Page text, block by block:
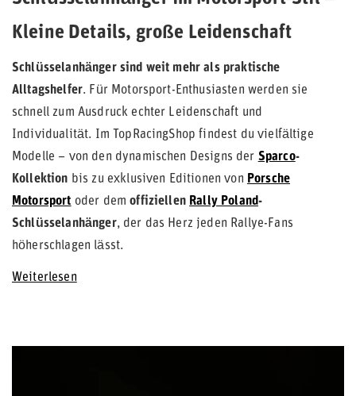
Kleine Details, große Leidenschaft
Schlüsselanhänger sind weit mehr als praktische
Alltagshelfer. Für Motorsport-Enthusiasten werden sie
schnell zum Ausdruck echter Leidenschaft und
Individualität. Im TopRacingShop findest du vielfältige
Modelle – von den dynamischen Designs der Sparco-
Kollektion bis zu exklusiven Editionen von Porsche
Motorsport oder demoffiziellen Rally Poland-
Schlüsselanhänger, der das Herz jeden Rallye-Fans
höherschlagen lässt.
Weiterlesen